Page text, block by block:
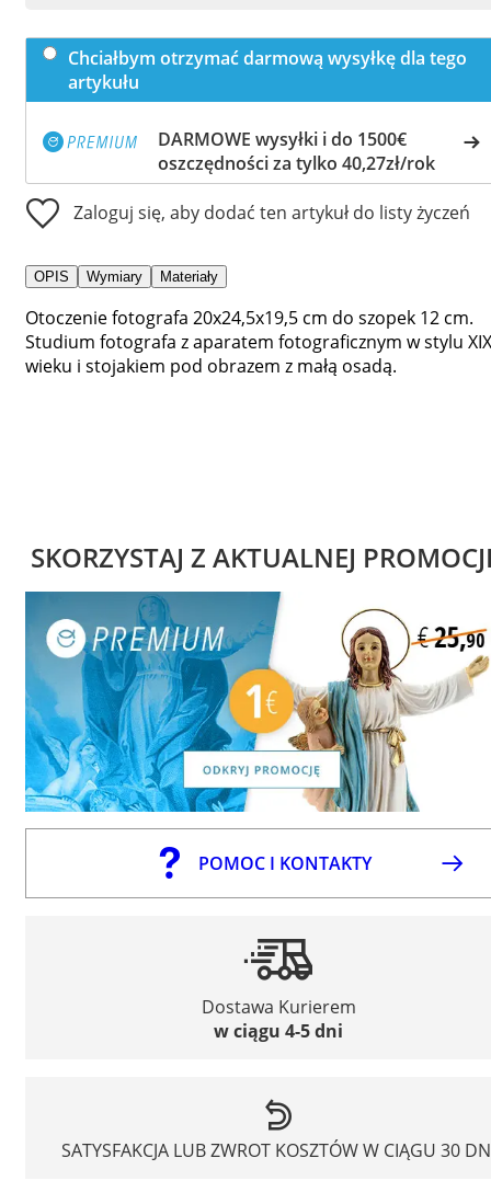
Chciałbym otrzymać darmową wysyłkę dla tego
artykułu
DARMOWE wysyłki i do 1500€
oszczędności za tylko 40,27zł/rok
Zaloguj się, aby dodać ten artykuł do listy życzeń
OPIS Wymiary Materiały
Otoczenie fotografa 20x24,5x19,5 cm do szopek 12 cm.
Studium fotografa z aparatem fotograficznym w stylu XIX
wieku i stojakiem pod obrazem z małą osadą.
SKORZYSTAJ Z AKTUALNEJ
POMOC I KONTAKTY
Dostawa Kurierem
w ciągu 4-5 dni
SATYSFAKCJA LUB ZWROT KOSZTÓW W CIĄGU 30